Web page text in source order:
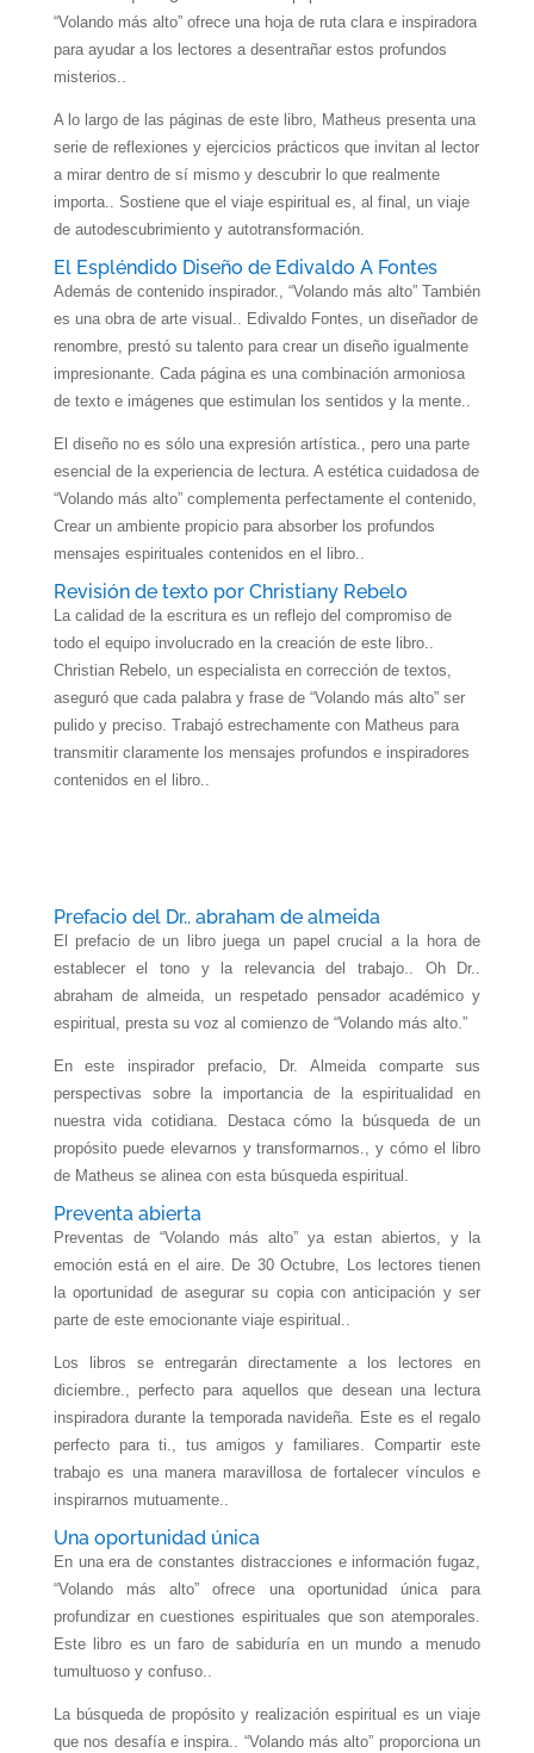
“Volando más alto” ofrece una hoja de ruta clara e inspiradora
para ayudar a los lectores a desentrañar estos profundos
misterios..
A lo largo de las páginas de este libro, Matheus presenta una
serie de reflexiones y ejercicios prácticos que invitan al lector
a mirar dentro de sí mismo y descubrir lo que realmente
importa.. Sostiene que el viaje espiritual es, al final, un viaje
de autodescubrimiento y autotransformación.
El Espléndido Diseño de Edivaldo A Fontes
Además de contenido inspirador., “Volando más alto” También
es una obra de arte visual.. Edivaldo Fontes, un diseñador de
renombre, prestó su talento para crear un diseño igualmente
impresionante. Cada página es una combinación armoniosa
de texto e imágenes que estimulan los sentidos y la mente..
El diseño no es sólo una expresión artística., pero una parte
esencial de la experiencia de lectura. A estética cuidadosa de
“Volando más alto” complementa perfectamente el contenido,
Crear un ambiente propicio para absorber los profundos
mensajes espirituales contenidos en el libro..
Revisión de texto por Christiany Rebelo
La calidad de la escritura es un reflejo del compromiso de
todo el equipo involucrado en la creación de este libro..
Christian Rebelo, un especialista en corrección de textos,
aseguró que cada palabra y frase de “Volando más alto” ser
pulido y preciso. Trabajó estrechamente con Matheus para
transmitir claramente los mensajes profundos e inspiradores
contenidos en el libro..
Prefacio del Dr.. abraham de almeida
El prefacio de un libro juega un papel crucial a la hora de
establecer el tono y la relevancia del trabajo.. Oh Dr..
abraham de almeida, un respetado pensador académico y
espiritual, presta su voz al comienzo de “Volando más alto.”
En este inspirador prefacio, Dr. Almeida comparte sus
perspectivas sobre la importancia de la espiritualidad en
nuestra vida cotidiana. Destaca cómo la búsqueda de un
propósito puede elevarnos y transformarnos., y cómo el libro
de Matheus se alinea con esta búsqueda espiritual.
Preventa abierta
Preventas de “Volando más alto” ya estan abiertos, y la
emoción está en el aire. De 30 Octubre, Los lectores tienen
la oportunidad de asegurar su copia con anticipación y ser
parte de este emocionante viaje espiritual..
Los libros se entregarán directamente a los lectores en
diciembre., perfecto para aquellos que desean una lectura
inspiradora durante la temporada navideña. Este es el regalo
perfecto para ti., tus amigos y familiares. Compartir este
trabajo es una manera maravillosa de fortalecer vínculos e
inspirarnos mutuamente..
Una oportunidad única
En una era de constantes distracciones e información fugaz,
“Volando más alto” ofrece una oportunidad única para
profundizar en cuestiones espirituales que son atemporales.
Este libro es un faro de sabiduría en un mundo a menudo
tumultuoso y confuso..
La búsqueda de propósito y realización espiritual es un viaje
que nos desafía e inspira.. “Volando más alto” proporciona un